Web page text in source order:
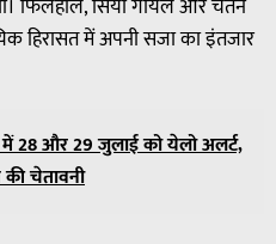
फिलहाल, सिया गोयल और चेतन
हिरासत में अपनी सजा का इंतजार
28 और 29 जुलाई को येलो अलर्ट,
चेतावनी